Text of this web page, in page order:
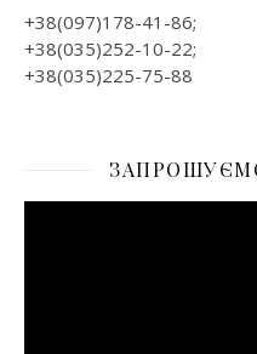
+38(097)178-41-86;
+38(035)252-10-22;
+38(035)225-75-88
Відеопрогравач